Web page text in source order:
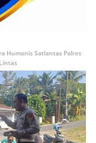
Humanis Satlantas Polres